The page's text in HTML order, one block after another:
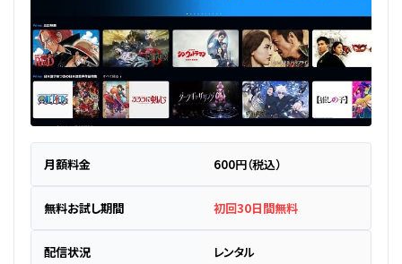
月額料金 600円（税込）
無料お試し期間 初回30日間無料
配信状況 レンタル